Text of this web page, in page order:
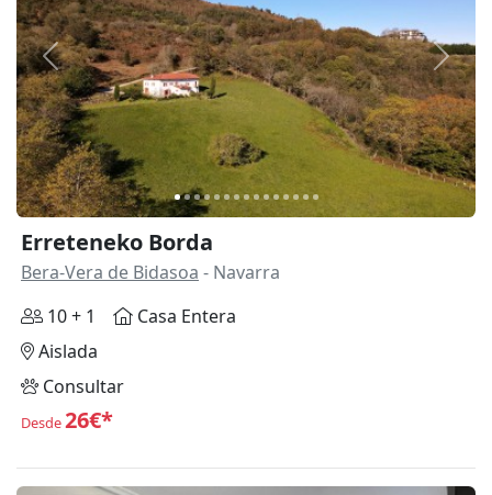
Anterior
Erreteneko Borda
Bera-Vera de Bidasoa - Navarra
10 + 1
Casa Entera
Aislada
Consultar
Desde26€*